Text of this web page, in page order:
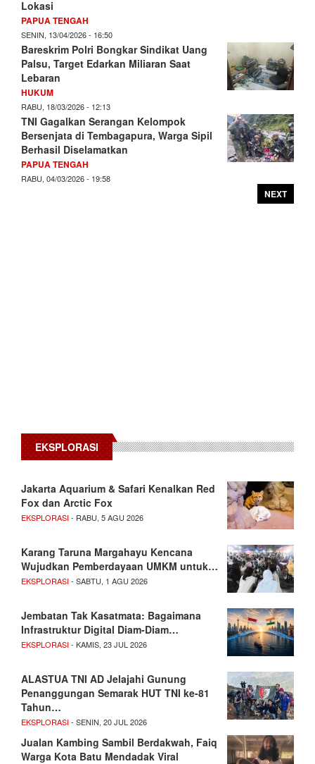
Lokasi
PAPUA TENGAH
SENIN, 13/04/2026 - 16:50
Bareskrim Polri Bongkar Sindikat Uang
Palsu, Target Edarkan Miliaran Saat
Lebaran
HUKUM
RABU, 18/03/2026 - 12:13
TNI Gagalkan Serangan Kelompok
Bersenjata di Tembagapura, Warga Sipil
Berhasil Diselamatkan
PAPUA TENGAH
RABU, 04/03/2026 - 19:58
NEXT
EKSPLORASI
Jakarta Aquarium & Safari Kenalkan Red
Fox dan Arctic Fox
EKSPLORASI- RABU, 5 AGU 2026
Karang Taruna Margahayu Kencana
Wujudkan Pemberdayaan UMKM untuk…
EKSPLORASI- SABTU, 1 AGU 2026
Jembatan Tak Kasatmata: Bagaimana
Infrastruktur Digital Diam-Diam…
EKSPLORASI- KAMIS, 23 JUL 2026
ALASTUA TNI AD Jelajahi Gunung
Penanggungan Semarak HUT TNI ke-81
Tahun…
EKSPLORASI- SENIN, 20 JUL 2026
Jualan Kambing Sambil Berdakwah, Faiq
Warga Kota Batu Mendadak Viral